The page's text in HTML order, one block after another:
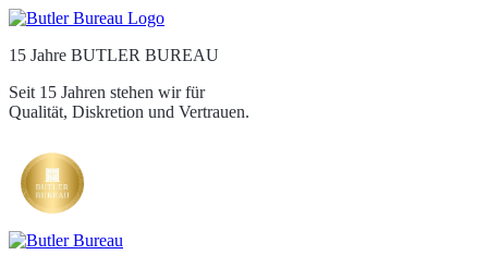
15 Jahre BUTLER BUREAU
Seit 15 Jahren stehen wir für
Qualität, Diskretion und Vertrauen.